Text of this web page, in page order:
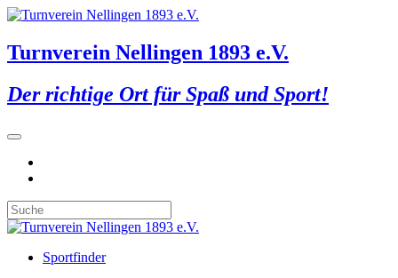
Turnverein Nellingen 1893 e.V.
Der richtige Ort für Spaß und Sport!
Sportfinder